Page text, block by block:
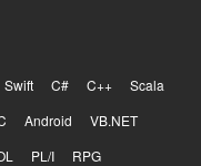
Swift C# C++
Scala
Android
VB.NET
PL/I
RPG